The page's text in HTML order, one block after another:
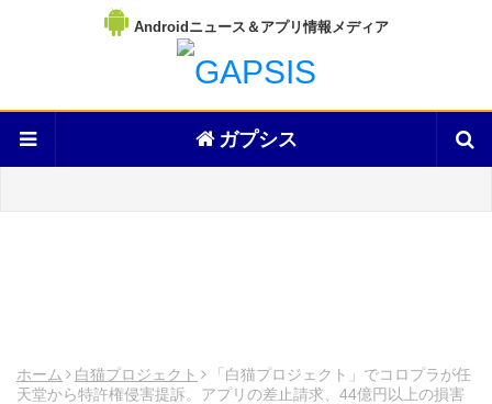
Androidニュース＆アプリ情報メディア
ガプシス
ホーム 白猫プロジェクト
「白猫プロジェクト」でコロプラが任
天堂から特許権侵害提訴。アプリの差止請求、44億円以上の損害